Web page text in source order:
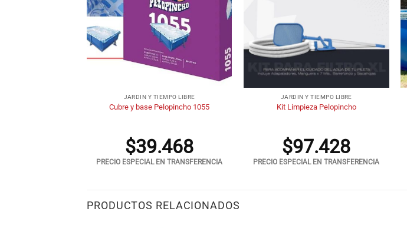
JARDIN Y TIEMPO LIBRE
Cubre y base Pelopincho 1055
$39.468
PRECIO ESPECIAL EN TRANSFERENCIA
JARDIN Y TIEMPO LIBRE
Kit Limpieza Pelopincho
$97.428
PRECIO ESPECIAL EN TRANSFERENCIA
PRODUCTOS RELACIONADOS